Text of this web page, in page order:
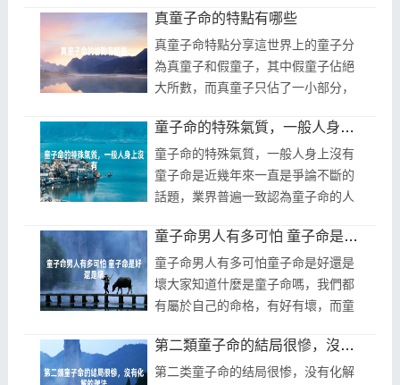
白羊座 水瓶座 摩羯座
算命
八字命理 八字合婚 運勢測算
為何人們對此表示反感呢？關於童子
命的...
真童子命的特點有哪些
真童子命特點分享這世界上的童子分
為真童子和假童子，其中假童子佔絕
大所數，而真童子只佔了一小部分，
苦，但是他們本質上有很大的區別，
因為...
童子命的特殊氣質，一般人身上沒有
童子命的特殊氣質，一般人身上沒有
童子命是近幾年來一直是爭論不斷的
話題，業界普遍一致認為童子命的人
的特殊氣質一般人都不具備，那麼這
些...
童子命男人有多可怕 童子命是好還是壞
童子命男人有多可怕童子命是好還是
壞大家知道什麼是童子命嗎，我們都
有屬於自己的命格，有好有壞，而童
多可怕，因為是上天下來歷劫難，吃
苦...
第二類童子命的結局很慘，沒有化解的辦法
第二类童子命的结局很惨，没有化解